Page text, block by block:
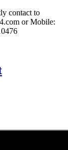
contact to
or Mobile: